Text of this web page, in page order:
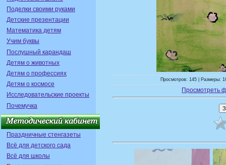
Поделки своими руками
Детские презентации
Математика детям
Учим буквы
Послушный карандаш
Детям о животных
Детям о профессиях
Детям о космосе
Исследовательские проекты
Почемучка
Праздничные стенгазеты
Всё для детского сада
Всё для школы
Просмотров: 145 | Размеры:
Просмотреть